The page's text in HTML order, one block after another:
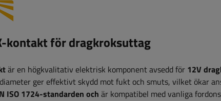
kontakt för dragkroksuttag
är en högkvalitativ elektrisk komponent avseddför 12V
ger effektivt skydd mot fukt och smuts, vilket ökar
ISO 1724-standarden och är kompatibel med vanliga